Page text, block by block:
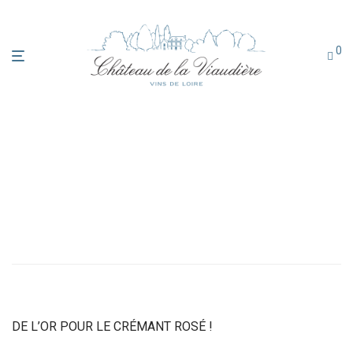
0
DE L’OR POUR LE CRÉMANT ROSÉ !